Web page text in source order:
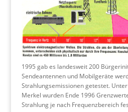
1995 gab es landesweit 200
Sendeantennen und Mobilgeräte
Strahlungsemissionen getestet.
Merkel wurden Ende 1996
Strahlung je nach Frequenzbereich